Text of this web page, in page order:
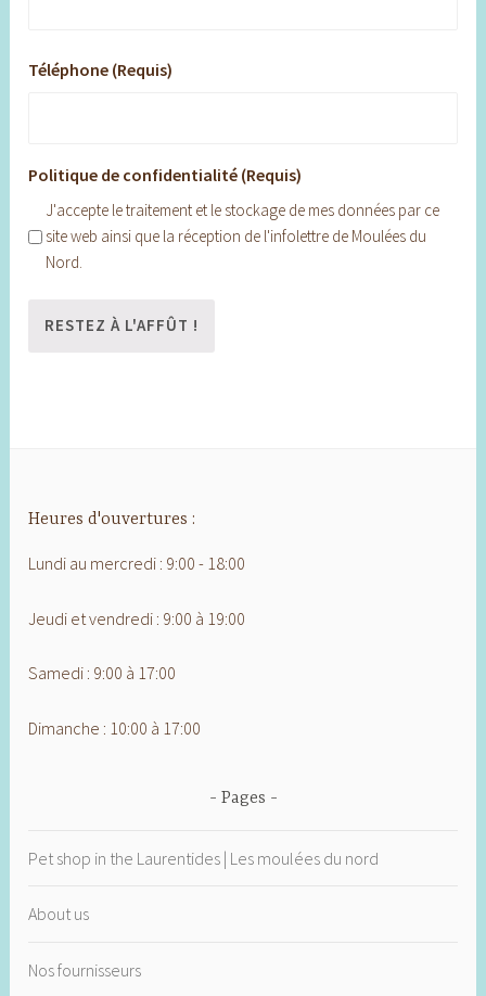
Téléphone (Requis)
Politique de confidentialité (Requis)
J'accepte le traitement et le stockage de mes données par ce
site web ainsi que la réception de l'infolettre de Moulées du
Nord.
Heures d'ouvertures :
Lundi au mercredi : 9:00 - 18:00
Jeudi et vendredi : 9:00 à 19:00
Samedi : 9:00 à 17:00
Dimanche : 10:00 à 17:00
Pages
Pet shop in the Laurentides | Les moulées du nord
About us
Nos fournisseurs